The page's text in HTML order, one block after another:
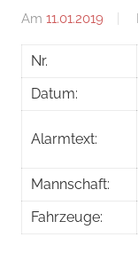
Am 11.01.2019
Nr.
Datum:
Alarmtext:
Mannschaft:
Fahrzeuge: